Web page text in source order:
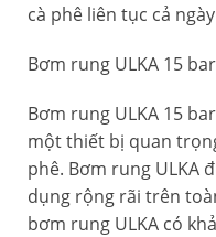
cà phê liên tục cả
Bơm rung ULKA 15
Bơm rung ULKA 15
một thiết bị quan
phê. Bơm rung ULKA
dụng rộng rãi trên
bơm rung ULKA có